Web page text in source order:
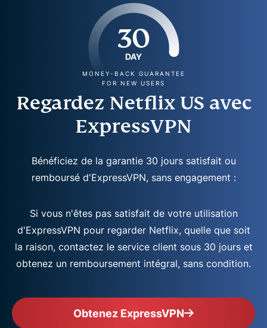
30
DAY
MONEY-BACK GUARANTEE
FOR NEW USERS
Regardez Netflix US avec
ExpressVPN
Bénéficiez de la garantie 30 jours satisfait ou
remboursé d'ExpressVPN, sans engagement :
Si vous n'êtes pas satisfait de votre utilisation
d'ExpressVPN pour regarder Netflix, quelle que soit
la raison, contactez le service client sous 30 jours et
obtenez un remboursement intégral, sans condition.
Obtenez ExpressVPN